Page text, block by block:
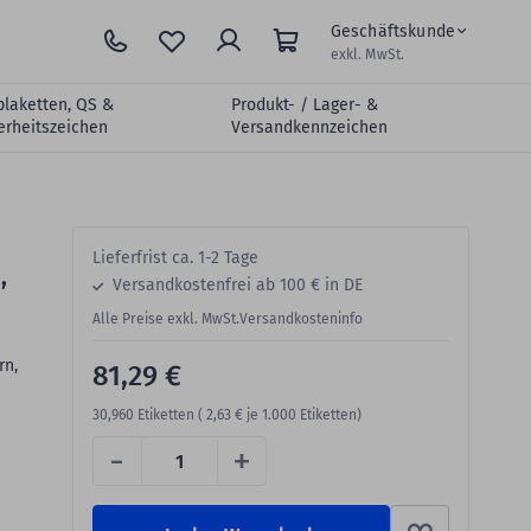
Geschäftskunde
exkl. MwSt.
QS &
Produkt- / Lager- &
Versandkennzeichen
Lieferfrist ca. 1-2 Tage
Versandkostenfrei ab 100 € in DE
Alle Preise exkl. MwSt.Versandkosteninfo
- +
81,29 €
30,960 Etiketten ( 2,63 € je 1.000 Etiketten)